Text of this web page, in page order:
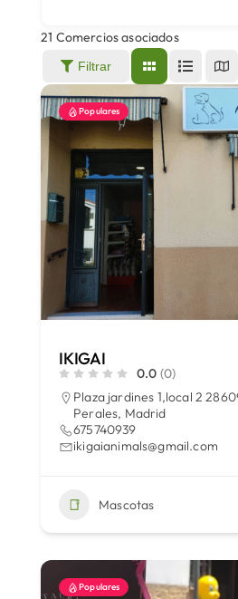
Áreas
Sede Electrónica
Contacto
Buscar:
21 Comercios asociados
Filtrar
Populares
IKIGAI
0.0 (0)
Plaza jardines 1,local 2
Perales, Madrid
675740939
ikigaianimals@gmail.com
Mascotas
Populares